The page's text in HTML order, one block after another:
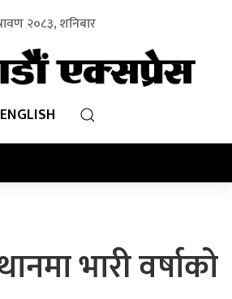
२०८३, शनिबार
ENGLISH
भारी वर्षाको